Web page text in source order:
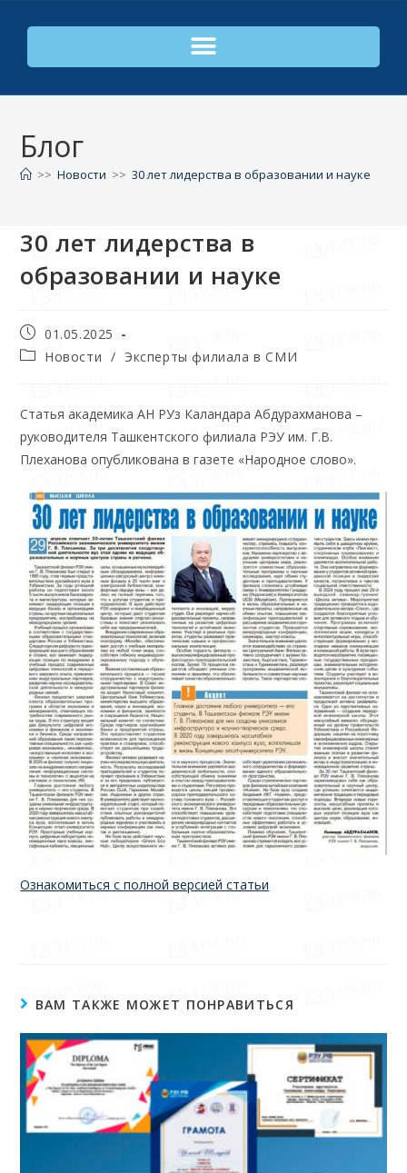
Блог
>> Новости >> 30 лет лидерства в образовании и науке
30 лет лидерства в
образовании и науке
01.05.2025
Новости / Эксперты филиала в СМИ
Статья академика АН РУз Каландара Абдурахманова –
руководителя Ташкентского филиала РЭУ им. Г.В.
Плеханова опубликована в газете «Народное слово».
Ознакомиться с полной версией статьи
ВАМ ТАКЖЕ МОЖЕТ ПОНРАВИТЬСЯ